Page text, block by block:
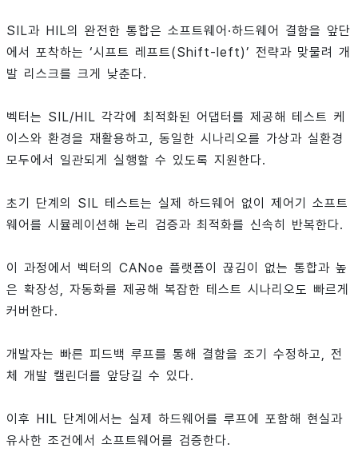
SIL과 HIL의 완전한 통합은 소프트웨어·하드웨어 결함을 앞단
에서 포착하는 ‘시프트 레프트(Shift-left)’ 전략과 맞물려 개
발 리스크를 크게 낮춘다.
벡터는 SIL/HIL 각각에 최적화된 어댑터를 제공해 테스트 케
이스와 환경을 재활용하고, 동일한 시나리오를 가상과 실환경
모두에서 일관되게 실행할 수 있도록 지원한다.
초기 단계의 SIL 테스트는 실제 하드웨어 없이 제어기 소프트
웨어를 시뮬레이션해 논리 검증과 최적화를 신속히 반복한다.
이 과정에서 벡터의 CANoe 플랫폼이 끊김이 없는 통합과 높
은 확장성, 자동화를 제공해 복잡한 테스트 시나리오도 빠르게
커버한다.
개발자는 빠른 피드백 루프를 통해 결함을 조기 수정하고, 전
체 개발 캘린더를 앞당길 수 있다.
이후 HIL 단계에서는 실제 하드웨어를 루프에 포함해 현실과
유사한 조건에서 소프트웨어를 검증한다.